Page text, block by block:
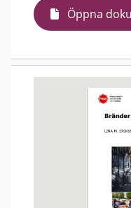
Öppna